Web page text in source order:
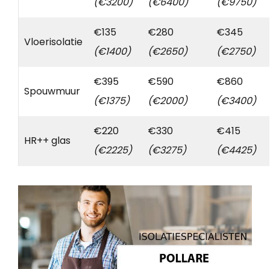
Vloerisolatie
€135
(€1400)
€280
(€2650)
€345
(€2750)
Spouwmuur
€395
(€1375)
€590
(€2000)
€860
(€3400)
HR++ glas
€220
(€2225)
€330
(€3275)
€415
(€4425)